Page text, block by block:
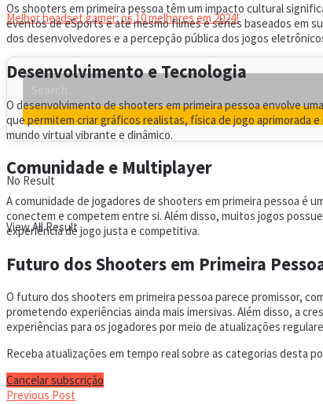
Melhor headset gamer: os 10 melhores em 2024!
No Result
View All Result
Os shooters em primeira pessoa têm um impacto cultural
eventos de eSports e até mesmo filmes e séries baseados em
dos desenvolvedores e a percepção pública dos jogos
Desenvolvimento e Tecnologia
O desenvolvimento de shooters em primeira pessoa envolve
que permitem criar gráficos realistas, física de jogo aprimorada
mundo virtual vibrante e dinâmico.
Comunidade e Multiplayer
A comunidade de jogadores de shooters em primeira pessoa é
conectem e competem entre si. Além disso, muitos jogos
experiência de jogo justa e competitiva.
Futuro dos Shooters em Primeira
O futuro dos shooters em primeira pessoa parece promissor,
prometendo experiências ainda mais imersivas. Além disso, a
experiências para os jogadores por meio de atualizações
Receba atualizações em tempo real sobre as categorias desta
Cancelar subscrição
Previous Post